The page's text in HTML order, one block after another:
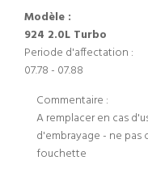
Modèle :
924 2.0L Turbo
Periode d'affectation :
07.78 - 07.88
Commentaire :
A remplacer en cas
d'embrayage - ne
fouchette